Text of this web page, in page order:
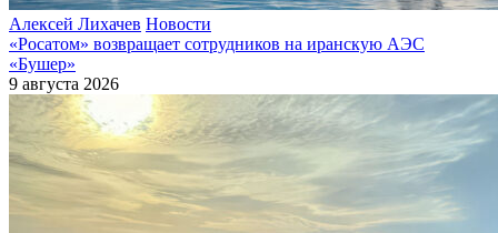
Алексей Лихачев Новости
«Росатом» возвращает сотрудников на иранскую АЭС
«Бушер»
9 августа 2026